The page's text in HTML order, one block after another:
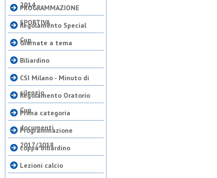
2014
PROGRAMMAZIONE
SPORTIVA
Regolamento Special
Cup
Giornate a tema
Biliardino
CSI Milano - Minuto di
silenzio
Regolamento Oratorio
Cup
Prima categoria
documenti
Programmazione
2017/2018
coppa biliardino
Lezioni calcio